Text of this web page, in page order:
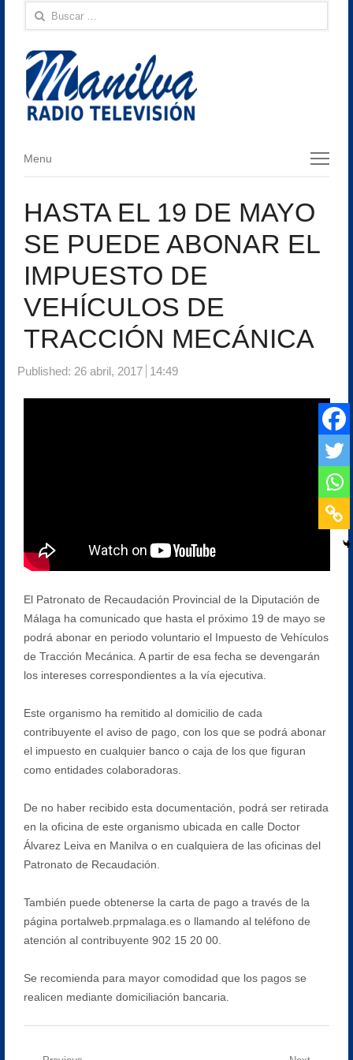
Buscar:
Menu
Menu
HASTA EL 19 DE MAYO
SE PUEDE ABONAR EL
IMPUESTO DE
VEHÍCULOS DE
TRACCIÓN MECÁNICA
Published: 26 abril, 2017 14:49
El Patronato de Recaudación Provincial de la Diputación de
Málaga ha comunicado que hasta el próximo 19 de mayo se
podrá abonar en periodo voluntario el Impuesto de Vehículos
de Tracción Mecánica. A partir de esa fecha se devengarán
los intereses correspondientes a la vía ejecutiva.
Este organismo ha remitido al domicilio de cada
contribuyente el aviso de pago, con los que se podrá abonar
el impuesto en cualquier banco o caja de los que figuran
como entidades colaboradoras.
De no haber recibido esta documentación, podrá ser retirada
en la oficina de este organismo ubicada en calle Doctor
Álvarez Leiva en Manilva o en cualquiera de las oficinas del
Patronato de Recaudación.
También puede obtenerse la carta de pago a través de la
página portalweb.prpmalaga.es o llamando al teléfono de
atención al contribuyente 902 15 20 00.
Se recomienda para mayor comodidad que los pagos se
realicen mediante domiciliación bancaria.